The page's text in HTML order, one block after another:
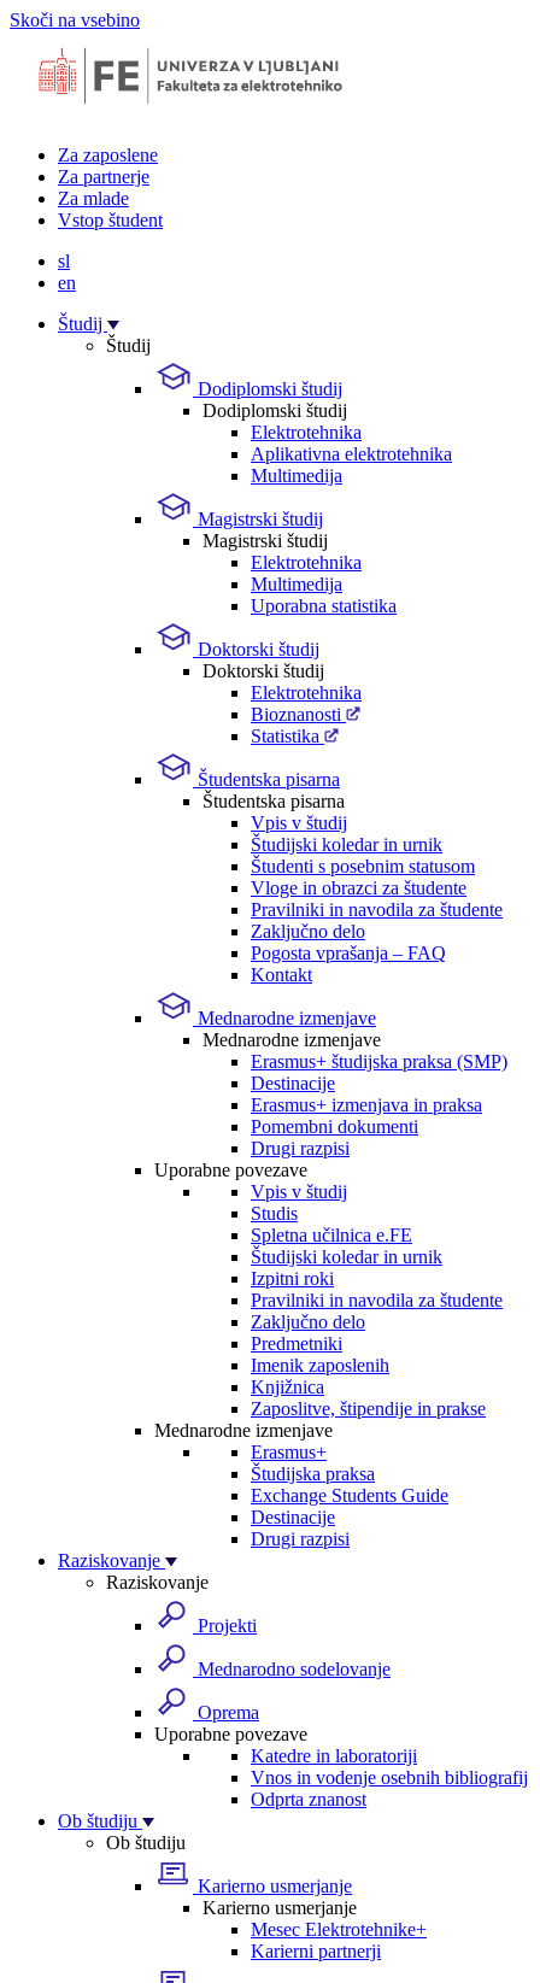
Skoči na vsebino
Za zaposlene
Za partnerje
Za mlade
Vstop študent
sl
en
Študij
Študij
Dodiplomski študij
Dodiplomski študij
Elektrotehnika
Aplikativna elektrotehnika
Multimedija
Magistrski študij
Magistrski študij
Elektrotehnika
Multimedija
Uporabna statistika
Doktorski študij
Doktorski študij
Elektrotehnika
Bioznanosti
Statistika
Študentska pisarna
Študentska pisarna
Vpis v študij
Študijski koledar in urnik
Študenti s posebnim statusom
Vloge in obrazci za študente
Pravilniki in navodila za študente
Zaključno delo
Pogosta vprašanja – FAQ
Kontakt
Mednarodne izmenjave
Mednarodne izmenjave
Erasmus+ študijska praksa (SMP)
Destinacije
Erasmus+ izmenjava in praksa
Pomembni dokumenti
Drugi razpisi
Uporabne povezave
Vpis v študij
Studis
Spletna učilnica e.FE
Študijski koledar in urnik
Izpitni roki
Pravilniki in navodila za študente
Zaključno delo
Predmetniki
Imenik zaposlenih
Knjižnica
Zaposlitve, štipendije in prakse
Mednarodne izmenjave
Erasmus+
Študijska praksa
Exchange Students Guide
Destinacije
Drugi razpisi
Raziskovanje
Raziskovanje
Projekti
Mednarodno sodelovanje
Oprema
Uporabne povezave
Katedre in laboratoriji
Vnos in vodenje osebnih bibliografij
Odprta znanost
Ob študiju
Ob študiju
Karierno usmerjanje
Karierno usmerjanje
Mesec Elektrotehnike+
Karierni partnerji